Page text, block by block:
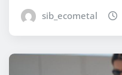
sib_ecometal